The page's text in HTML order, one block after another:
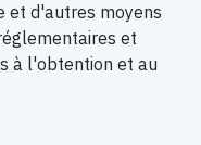
et d'autres moyens
et
à l'obtention et au